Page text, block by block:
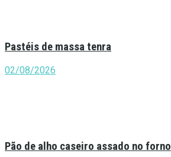
Pastéis de massa tenra
02/08/2026
Pão de alho caseiro assado no forno